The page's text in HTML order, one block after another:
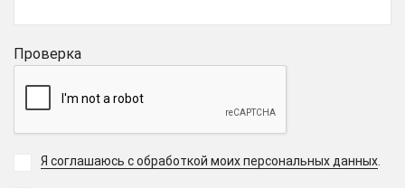
Проверка
Я соглашаюсь с обработкой моих персональных данных.